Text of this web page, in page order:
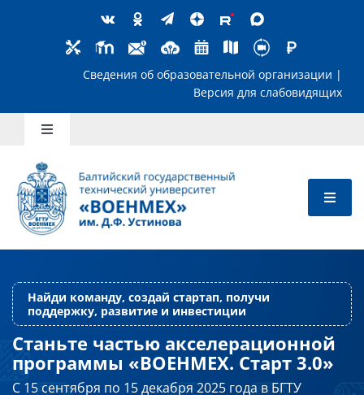
Сведения об образовательной
Toggle
Школьникам
Абитуриентам
Студентам
Слушателям
Найди команду, создай стартап, получи
поддержку, развитие и инвестиции
Станьте частью акселерационной
программы «ВОЕНМЕХ. Старт 3.0»
С 15 сентября по 15 декабря 2025 года в БГТУ